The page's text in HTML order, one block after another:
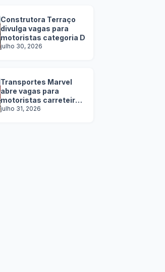
Construtora Terraço
divulga vagas para
motoristas categoria D
julho 30, 2026
Transportes Marvel
abre vagas para
motoristas carreteiros
SEM EXPERIÊNCIA
julho 31, 2026